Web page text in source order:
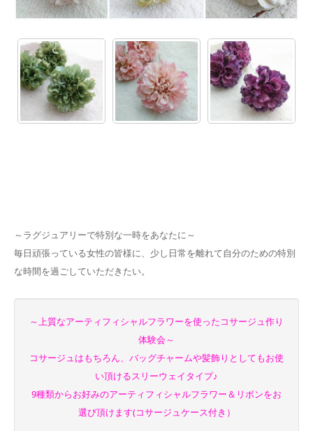
～ラグジュアリーで特別な一時をあなたに～
毎日頑張っている女性の皆様に、少し日常を離れて自分のための特別
な時間を過ごしていただきたい。
～上質なアーティフィシャルフラワーを使ったコサージュ作り
体験会～
コサージュはもちろん、バッグチャームや髪飾りとしてもお使
い頂けるスリーウェイタイプ♪
9種類からお好みのアーティフィシャルフラワー＆リボンをお
選び頂けます(コサージュケース付き）